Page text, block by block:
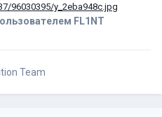
96030395/y_2eba948c.jpg
FL1NT
Team